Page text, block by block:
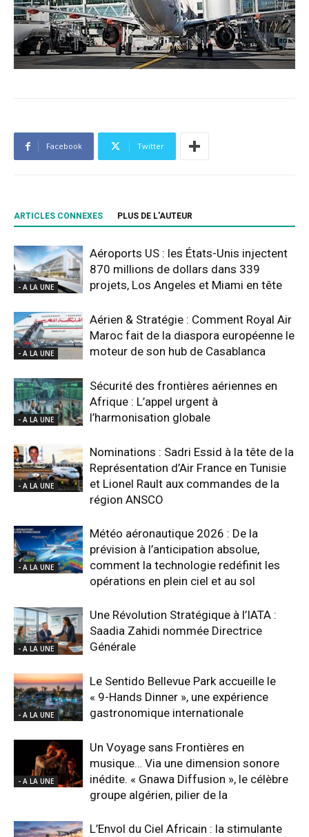
Facebook Twitter
ARTICLES CONNEXES PLUS DE L'AUTEUR
- A LA UNE
Aéroports US : les États-Unis injectent
870 millions de dollars dans 339
projets, Los Angeles et Miami en tête
- A LA UNE
Aérien & Stratégie : Comment Royal Air
Maroc fait de la diaspora européenne le
moteur de son hub de Casablanca
- A LA UNE
Sécurité des frontières aériennes en
Afrique : L’appel urgent à
l’harmonisation globale
- A LA UNE
Nominations : Sadri Essid à la tête de la
Représentation d’Air France en Tunisie
et Lionel Rault aux commandes de la
région ANSCO
- A LA UNE
Météo aéronautique 2026 : De la
prévision à l’anticipation absolue,
comment la technologie redéfinit les
opérations en plein ciel et au sol
- A LA UNE
Une Révolution Stratégique à l’IATA :
Saadia Zahidi nommée Directrice
Générale
- A LA UNE
Le Sentido Bellevue Park accueille le
« 9-Hands Dinner », une expérience
gastronomique internationale
- A LA UNE
Un Voyage sans Frontières en
musique… Via une dimension sonore
inédite. « Gnawa Diffusion », le célèbre
groupe algérien, pilier de la
L’Envol du Ciel Africain : la stimulante